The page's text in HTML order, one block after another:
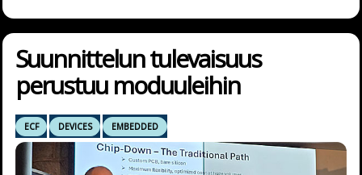
Suunnittelun tulevaisuus
perustuu moduuleihin
ECF DEVICES EMBEDDED